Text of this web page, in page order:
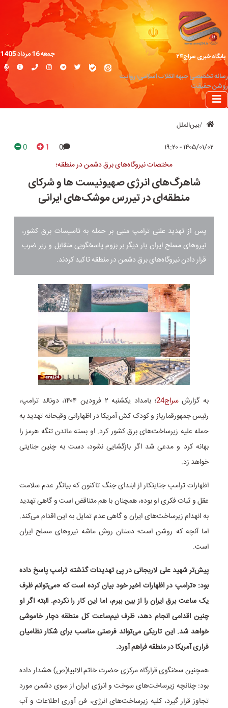
پایگاه خبری سراج۲۴
رسانه تخصصی جبهه انقلاب اسلامی؛ روایت
روشن حقیقت
جمعه 16 مرداد 1405
بین‌الملل
۱۴۰۵/۰۱/۰۲ - ۱۹:۲۰ 0
1
0
مختصات نیروگاه‌های برق دشمن در منطقه؛
شاهرگ‌های انرژی صهیونیست ها و شرکای
منطقه‌ای در تیررس موشک‌های ایرانی
پس از تهدید علنی ترامپ منبی بر حمله به تاسیسات برق کشور،
نیروهای مسلح ایران بار دیگر بر بزوم پاسخگویی متقابل و زیر ضرب
قرار دادن نیروگاه‌های برق دشمن در منطقه تاکید کردند.
به گزارشسراج24
؛ بامداد یکشنبه ۲ فرودین ۱۴۰۴، دونالد ترامپ،
رئیس جمهورقمارباز و کودک کش آمریکا در اظهاراتی وقیحانه تهدید به
حمله علیه زیرساخت‌های برق کشور کرد. او بسته ماندن تنگه هرمز را
بهانه کرد و مدعی شد اگر بازگشایی نشود، دست به چنین جنایتی
خواهد زد.
اظهارات ترامپ جنایتکار از ابتدای جنگ تاکنون که بیانگر عدم سلامت
عقل و ثبات فکری او بوده، همچنان با هم متناقض است و گاهی تهدید
به انهدام زیرساخت‌های ایران و گاهی عدم تمایل به این اقدام می‌کند.
اما آنچه که روشن است؛ دستان روش ماشه نیروهای مسلح ایران
است.
پیش‌تر شهید علی لاریجانی در پی تهدیدات گذشته ترامپ پاسخ داده
بود: «ترامپ در اظهارات اخیر خود بیان کرده است که «می‌توانم ظرف
یک ساعت برق ایران را از بین ببرم، اما این کار را نکردم. البته اگر او
چنین اقدامی انجام دهد، ظرف نیم‌ساعت کل منطقه دچار خاموشی
خواهد شد. این تاریکی می‌تواند فرصتی مناسب برای شکار نظامیان
فراری آمریکا در منطقه فراهم آورد.
همچنین سخنگوی قرارگاه مرکزی حضرت خاتم الانبیا(ص) هشدار داده
بود: چنانچه زیرساخت‌های سوخت و انرژی ایران از سوی دشمن مورد
تجاوز قرار گیرد، کلیه‌ زیرساخت‌های انرژی، فن آوری اطلاعات و آب